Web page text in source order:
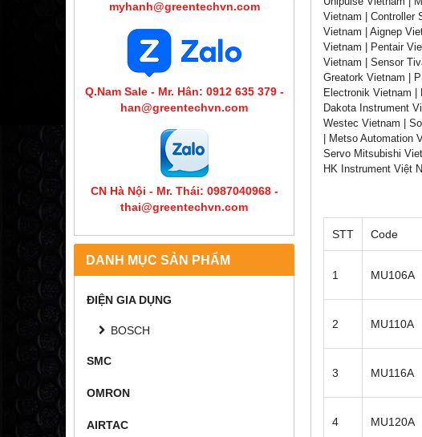
myhanh@greentechvn.com
Q.Nam Sale - Mr. Hân: 0912 635 379 -
han@greentechvn.com
CN Hà Nội - Mr. Thái: 0987040968 -
thai@greentechvn.com
DANH MỤC SẢN PHẨM
ĐIỆN GIA DỤNG
BOSCH
SMC
OMRON
AIRTAC
Vietnam | Controller
Vietnam | Aignep
Vietnam | Pentair
Vietnam | Sensor
Greatork Vietnam |
Electronik Vietnam |
Dakota Instrument
Westec Vietnam |
| Metso Automation
Servo Mitsubishi
HK Instrument Việt
STT Code
1 MU106A
2 MU110A
3 MU116A
4 MU120A